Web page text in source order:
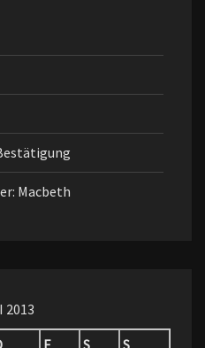
Macbeth
2013